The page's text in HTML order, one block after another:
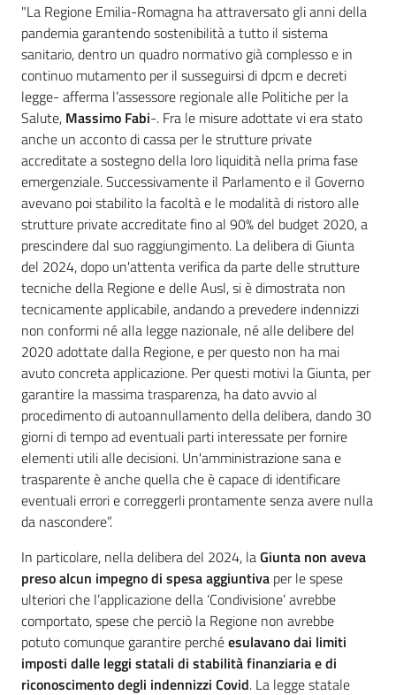
"La Regione Emilia-Romagna ha attraversato gli anni della
pandemia garantendo sostenibilità a tutto il sistema
sanitario, dentro un quadro normativo già complesso e in
continuo mutamento per il susseguirsi di dpcm e decreti
legge- afferma l’assessore regionale alle Politiche per la
Salute, Massimo Fabi-. Fra le misure adottate vi era stato
anche un acconto di cassa per le strutture private
accreditate a sostegno della loro liquidità nella prima fase
emergenziale. Successivamente il Parlamento e il Governo
avevano poi stabilito la facoltà e le modalità di ristoro alle
strutture private accreditate fino al 90% del budget 2020, a
prescindere dal suo raggiungimento. La delibera di Giunta
del 2024, dopo un'attenta verifica da parte delle strutture
tecniche della Regione e delle Ausl, si è dimostrata non
tecnicamente applicabile, andando a prevedere indennizzi
non conformi né alla legge nazionale, né alle delibere del
2020 adottate dalla Regione, e per questo non ha mai
avuto concreta applicazione. Per questi motivi la Giunta, per
garantire la massima trasparenza, ha dato avvio al
procedimento di autoannullamento della delibera, dando 30
giorni di tempo ad eventuali parti interessate per fornire
elementi utili alle decisioni. Un'amministrazione sana e
trasparente è anche quella che è capace di identificare
eventuali errori e correggerli prontamente senza avere nulla
da nascondere”.
In particolare, nella delibera del 2024, laGiunta non aveva
preso alcun impegno di spesa aggiuntiva per le spese
ulteriori che l’applicazione della ‘Condivisione’ avrebbe
comportato, spese che perciò la Regione non avrebbe
potuto comunque garantire perchéesulavano dai limiti
imposti dalle leggi statali di stabilità finanziaria e di
riconoscimento degli indennizzi Covid. La legge statale